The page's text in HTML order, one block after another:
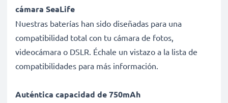
cámara SeaLife
Nuestras baterías han sido diseñadas para una
compatibilidad total con tu cámara de fotos,
videocámara o DSLR. Échale un vistazo a la lista de
compatibilidades para más información.
Auténtica capacidad de 750mAh